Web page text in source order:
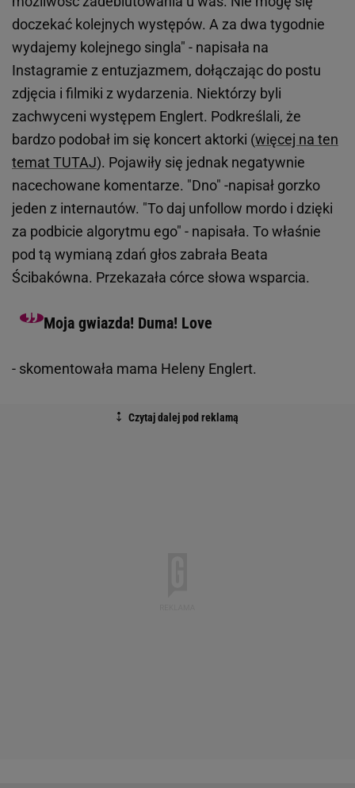
doczekać kolejnych występów. A za dwa tygodnie
wydajemy kolejnego singla" - napisała na
Instagramie z entuzjazmem, dołączając do postu
zdjęcia i filmiki z wydarzenia. Niektórzy byli
zachwyceni występem Englert. Podkreślali, że
bardzo podobał im się koncert aktorki (więcej na ten
temat TUTAJ). Pojawiły się jednak negatywnie
nacechowane komentarze. "Dno" -napisał gorzko
jeden z internautów. "To daj unfollow mordo i dzięki
za podbicie algorytmu ego" - napisała. To właśnie
pod tą wymianą zdań głos zabrała Beata
Ścibakówna. Przekazała córce słowa wsparcia.
Moja gwiazda! Duma! Love
- skomentowała mama Heleny Englert.